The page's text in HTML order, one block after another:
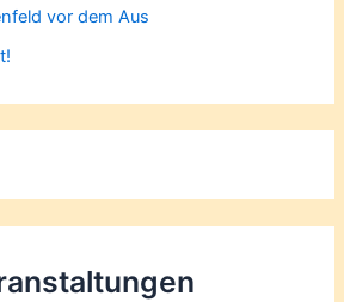
vor dem Aus